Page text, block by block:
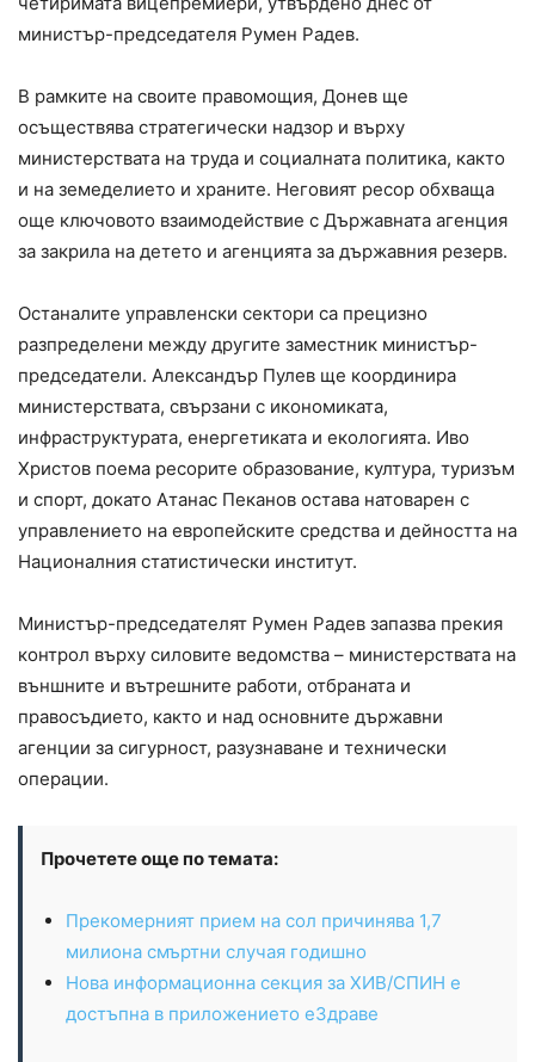
министър-председателя Румен Радев.
В рамките на своите правомощия, Донев ще
осъществява стратегически надзор и върху
министерствата на труда и социалната политика, както
и на земеделието и храните. Неговият ресор обхваща
още ключовото взаимодействие с Държавната агенция
за закрила на детето и агенцията за държавния резерв.
Останалите управленски сектори са прецизно
разпределени между другите заместник министър-
председатели. Александър Пулев ще координира
министерствата, свързани с икономиката,
инфраструктурата, енергетиката и екологията. Иво
Христов поема ресорите образование, култура, туризъм
и спорт, докато Атанас Пеканов остава натоварен с
управлението на европейските средства и дейността на
Националния статистически институт.
Министър-председателят Румен Радев запазва прекия
контрол върху силовите ведомства – министерствата на
външните и вътрешните работи, отбраната и
правосъдието, както и над основните държавни
агенции за сигурност, разузнаване и технически
операции.
Прочетете още по темата:
Прекомерният прием на сол причинява 1,7
милиона смъртни случая годишно
Нова информационна секция за ХИВ/СПИН е
достъпна в приложението еЗдраве